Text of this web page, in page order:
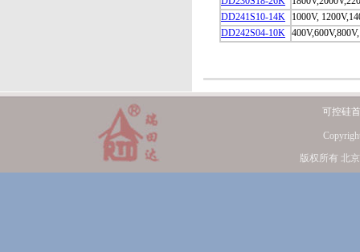
DD241S10-14K
1000V,
DD242S04-10K
可控硅
版权所有 北